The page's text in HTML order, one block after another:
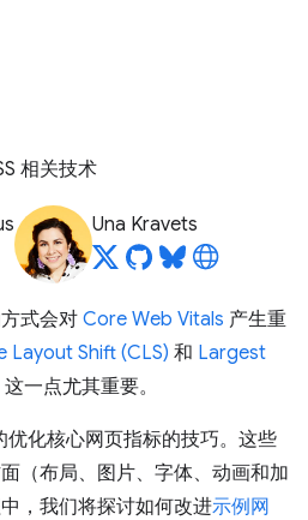
相关技术
Una Kravets
式会对 Core Web Vitals 产生重
Layout Shift (CLS) 和 Largest
这一点尤其重要。
优化核心网页指标的技巧。这些
（布局、图片、字体、动画和加
，我们将探讨如何改进示例网